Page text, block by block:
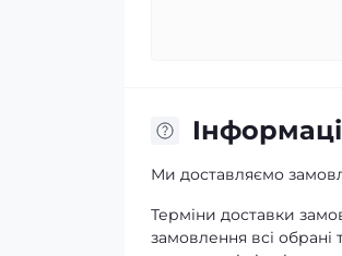
Ми доставляємо
Терміни доставки
замовлення всі